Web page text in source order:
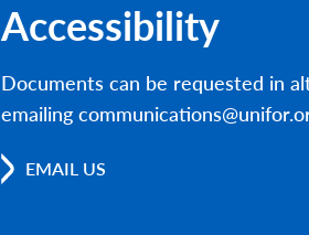
Accessibility
Documents can be requested in
emailing
EMAIL US